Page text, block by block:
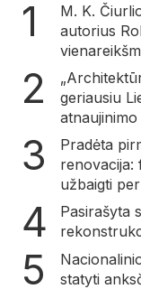
M. K.
autorius
geriausiu
Pradėta
renovacija:
užbaigti
Pasirašyta
statyti